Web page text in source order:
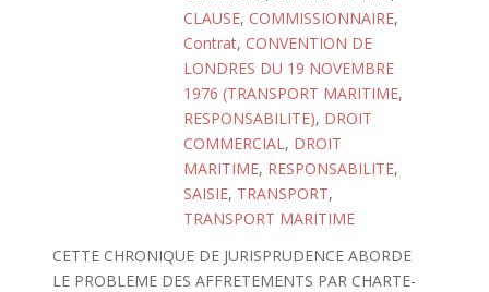
CLAUSE, COMMISSIONNAIRE,
Contrat, CONVENTION DE
LONDRES DU 19 NOVEMBRE
1976 (TRANSPORT MARITIME,
RESPONSABILITE), DROIT
COMMERCIAL, DROIT
MARITIME, RESPONSABILITE,
SAISIE, TRANSPORT,
TRANSPORT MARITIME
CETTE CHRONIQUE DE JURISPRUDENCE ABORDE
LE PROBLEME DES AFFRETEMENTS PAR CHARTE-